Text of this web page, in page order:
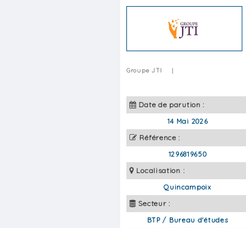
Groupe JTI |
Date de parution :
14 Mai 2026
Référence :
1296819650
Localisation :
Quincampoix
Secteur :
BTP / Bureau d'études